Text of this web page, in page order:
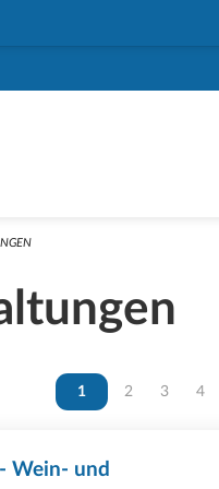
Vous êtes sur la page
1 Vous êtes sur
2 Vous
3 4
Wein- und